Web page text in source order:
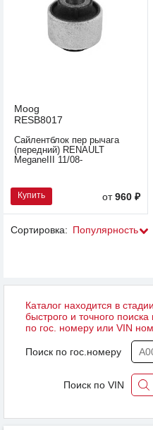
Moog
RESB8017
Сайлентблок пер рычага
(передний) RENAULT
MeganeIII 11/08-
Купить от960 ₽
Сортировка: Популярность
Каталог находится в
быстрого и точного
по гос. номеру или VIN
Поиск по гос.номеру
Поиск по VIN